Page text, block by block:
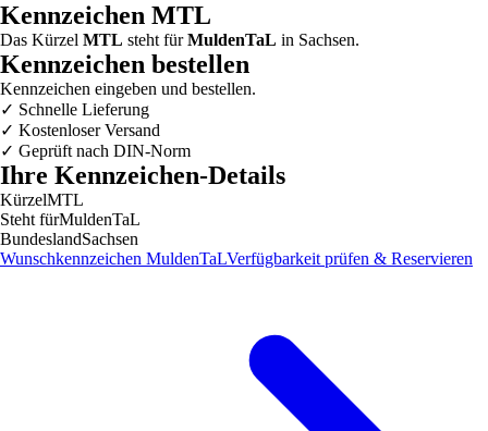
Kennzeichen MTL
Das Kürzel MTL steht fürMuldenTaL in Sachsen.
Kennzeichen bestellen
Kennzeichen eingeben und bestellen.
✓ Schnelle Lieferung
✓ Kostenloser Versand
✓ Geprüft nach DIN-Norm
Ihre Kennzeichen-Details
KürzelMTL
Steht fürMuldenTaL
BundeslandSachsen
Wunschkennzeichen MuldenTaLVerfügbarkeit prüfen & Reservieren